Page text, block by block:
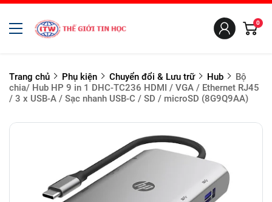
0
Trang chủ Phụ kiện Chuyển đổi & Lưu trữ Hub
Bộ
chia/ Hub HP 9 in 1 DHC-TC236 HDMI / VGA / Ethernet RJ45
/ 3 x USB-A / Sạc nhanh USB-C / SD / microSD (8G9Q9AA)